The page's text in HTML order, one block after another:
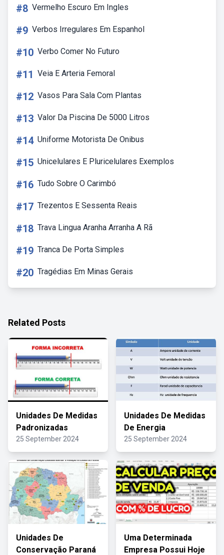
#8 Vermelho Escuro Em Ingles
#9 Verbos Irregulares Em Espanhol
#10 Verbo Comer No Futuro
#11 Veia E Arteria Femoral
#12 Vasos Para Sala Com Plantas
#13 Valor Da Piscina De 5000 Litros
#14 Uniforme Motorista De Onibus
#15 Unicelulares E Pluricelulares Exemplos
#16 Tudo Sobre O Carimbó
#17 Trezentos E Sessenta Reais
#18 Trava Lingua Aranha Arranha A Rã
#19 Tranca De Porta Simples
#20 Tragédias Em Minas Gerais
Related Posts
Unidades De Medidas
Padronizadas
25 September 2024
Unidades De Medidas
De Energia
25 September 2024
Unidades De
Conservação Paraná
Uma Determinada
Empresa Possui Hoje